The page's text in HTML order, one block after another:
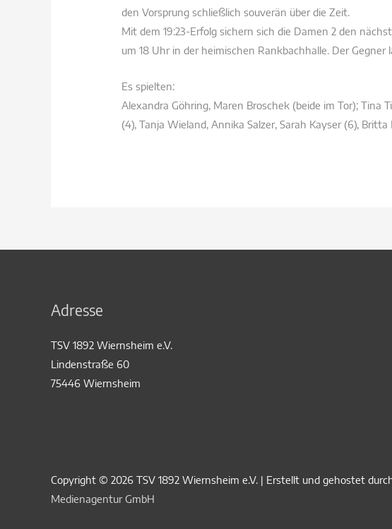
den Vorsprung schließlich souverän über die Zeit.
Mit dem 19:23‑Erfolg sichern sich die Damen 2 den
um 18 Uhr in der heimischen Rankbachhalle. Der
Es spielten:
Alexandra Göhring, Maren Broschek (beide im Tor); Tina
(4), Tanja Wieland, Annika Salzer, Sarah Kayser (6),
Adresse
TSV 1892 Wiernsheim e.V.
Lindenstraße 60
75446 Wiernsheim
Copyright © 2026 TSV 1892 Wiernsheim e.V. | Erstellt und gehostet
Medienagentur GmbH